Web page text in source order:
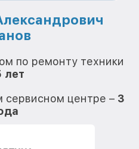
по ремонту техники
лет
центре – 3